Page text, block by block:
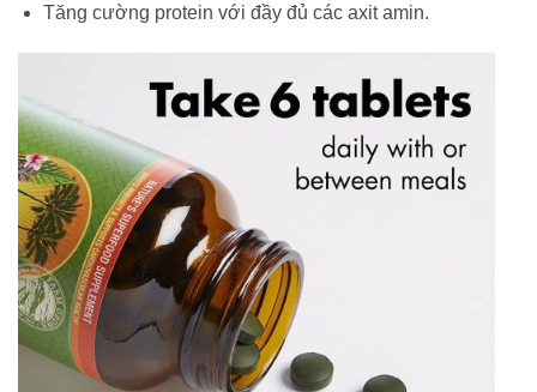
Tăng cường protein với đầy đủ các axit amin.